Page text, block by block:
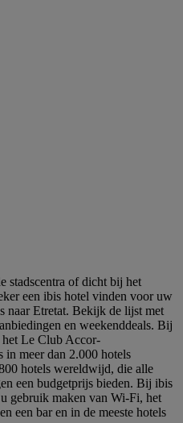
stadscentra of dicht bij het
een ibis hotel vinden voor uw
naar Etretat. Bekijk de lijst met
en weekenddeals. Bij
Le Club Accor-
in meer dan 2.000 hotels
hotels wereldwijd, die alle
een budgetprijs bieden. Bij ibis
gebruik maken van Wi-Fi, het
een bar en in de meeste hotels